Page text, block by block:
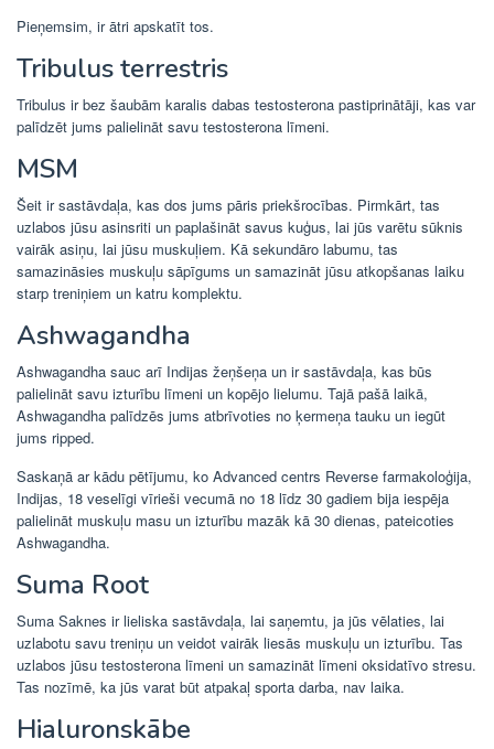
Pieņemsim, ir ātri apskatīt tos.
Tribulus terrestris
Tribulus ir bez šaubām karalis dabas testosterona pastiprinātāji, kas var
palīdzēt jums palielināt savu testosterona līmeni.
MSM
Šeit ir sastāvdaļa, kas dos jums pāris priekšrocības. Pirmkārt, tas
uzlabos jūsu asinsriti un paplašināt savus kuģus, lai jūs varētu sūknis
vairāk asiņu, lai jūsu muskuļiem. Kā sekundāro labumu, tas
samazināsies muskuļu sāpīgums un samazināt jūsu atkopšanas laiku
starp treniņiem un katru komplektu.
Ashwagandha
Ashwagandha sauc arī Indijas žeņšeņa un ir sastāvdaļa, kas būs
palielināt savu izturību līmeni un kopējo lielumu. Tajā pašā laikā,
Ashwagandha palīdzēs jums atbrīvoties no ķermeņa tauku un iegūt
jums ripped.
Saskaņā ar kādu pētījumu, ko Advanced centrs Reverse farmakoloģija,
Indijas, 18 veselīgi vīrieši vecumā no 18 līdz 30 gadiem bija iespēja
palielināt muskuļu masu un izturību mazāk kā 30 dienas, pateicoties
Ashwagandha.
Suma Root
Suma Saknes ir lieliska sastāvdaļa, lai saņemtu, ja jūs vēlaties, lai
uzlabotu savu treniņu un veidot vairāk liesās muskuļu un izturību. Tas
uzlabos jūsu testosterona līmeni un samazināt līmeni oksidatīvo stresu.
Tas nozīmē, ka jūs varat būt atpakaļ sporta darba, nav laika.
Hialuronskābe